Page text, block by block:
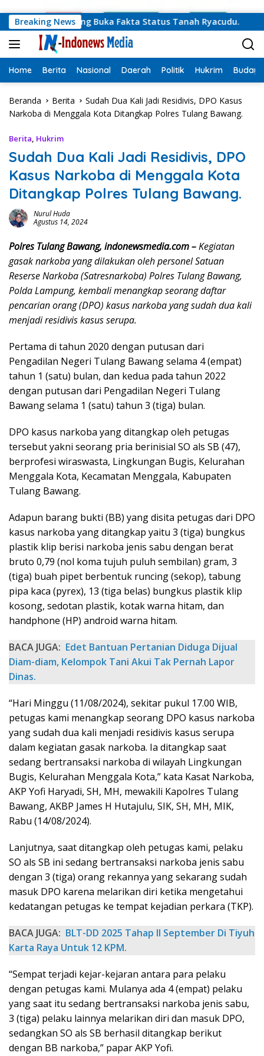
Breaking News
Lampung Buka Fakta Status Tanah Ryacudu.
Home Berita Nasional Daerah Politik Hukrim Budaya
Beranda Berita
Sudah Dua Kali Jadi Residivis, DPO Kasus
Narkoba di Menggala Kota Ditangkap Polres Tulang Bawang.
Berita, Hukrim
Sudah Dua Kali Jadi Residivis, DPO
Kasus Narkoba di Menggala Kota
Ditangkap Polres Tulang Bawang.
Nurul Huda
Agustus 14, 2024
Polres Tulang Bawang, indonewsmedia.com –Kegiatan
gasak narkoba yang dilakukan oleh personel Satuan
Reserse Narkoba (Satresnarkoba) Polres Tulang Bawang,
Polda Lampung, kembali menangkap seorang daftar
pencarian orang (DPO) kasus narkoba yang sudah dua kali
menjadi residivis kasus serupa.
Pertama di tahun 2020 dengan putusan dari
Pengadilan Negeri Tulang Bawang selama 4 (empat)
tahun 1 (satu) bulan, dan kedua pada tahun 2022
dengan putusan dari Pengadilan Negeri Tulang
Bawang selama 1 (satu) tahun 3 (tiga) bulan.
DPO kasus narkoba yang ditangkap oleh petugas
tersebut yakni seorang pria berinisial SO als SB (47),
berprofesi wiraswasta, Lingkungan Bugis, Kelurahan
Menggala Kota, Kecamatan Menggala, Kabupaten
Tulang Bawang.
Adapun barang bukti (BB) yang disita petugas dari DPO
kasus narkoba yang ditangkap yaitu 3 (tiga) bungkus
plastik klip berisi narkoba jenis sabu dengan berat
bruto 0,79 (nol koma tujuh puluh sembilan) gram, 3
(tiga) buah pipet berbentuk runcing (sekop), tabung
pipa kaca (pyrex), 13 (tiga belas) bungkus plastik klip
kosong, sedotan plastik, kotak warna hitam, dan
handphone (HP) android warna hitam.
BACA JUGA: Edet Bantuan Pertanian Diduga Dijual
Diam-diam, Kelompok Tani Akui Tak Pernah Lapor
Dinas.
“Hari Minggu (11/08/2024), sekitar pukul 17.00 WIB,
petugas kami menangkap seorang DPO kasus narkoba
yang sudah dua kali menjadi residivis kasus serupa
dalam kegiatan gasak narkoba. Ia ditangkap saat
sedang bertransaksi narkoba di wilayah Lingkungan
Bugis, Kelurahan Menggala Kota,” kata Kasat Narkoba,
AKP Yofi Haryadi, SH, MH, mewakili Kapolres Tulang
Bawang, AKBP James H Hutajulu, SIK, SH, MH, MIK,
Rabu (14/08/2024).
Lanjutnya, saat ditangkap oleh petugas kami, pelaku
SO als SB ini sedang bertransaksi narkoba jenis sabu
dengan 3 (tiga) orang rekannya yang sekarang sudah
masuk DPO karena melarikan diri ketika mengetahui
kedatangan petugas ke tempat kejadian perkara (TKP).
BACA JUGA: BLT-DD 2025 Tahap II September Di Tiyuh
Karta Raya Untuk 12 KPM.
“Sempat terjadi kejar-kejaran antara para pelaku
dengan petugas kami. Mulanya ada 4 (empat) pelaku
yang saat itu sedang bertransaksi narkoba jenis sabu,
3 (tiga) pelaku lainnya melarikan diri dan masuk DPO,
sedangkan SO als SB berhasil ditangkap berikut
dengan BB narkoba,” papar AKP Yofi.